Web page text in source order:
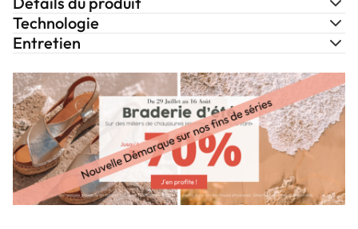
Technologie
Entretien